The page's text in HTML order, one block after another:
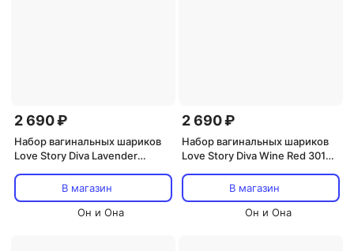
2 690 ₽
Набор вагинальных шариков
Love Story Diva Lavender
В магазин
Он и Она
2 690 ₽
Набор вагинальных шариков
Love Story Diva Wine Red 3012-
В магазин
Он и Она